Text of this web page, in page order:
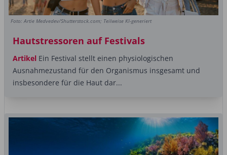
Foto: Artie Medvedev/Shutterstock.com; Teilweise KI-generiert
Hautstressoren auf Festivals
Artikel Ein Festival stellt einen physiologischen
Ausnahmezustand für den Organismus insgesamt und
insbesondere für die Haut dar...